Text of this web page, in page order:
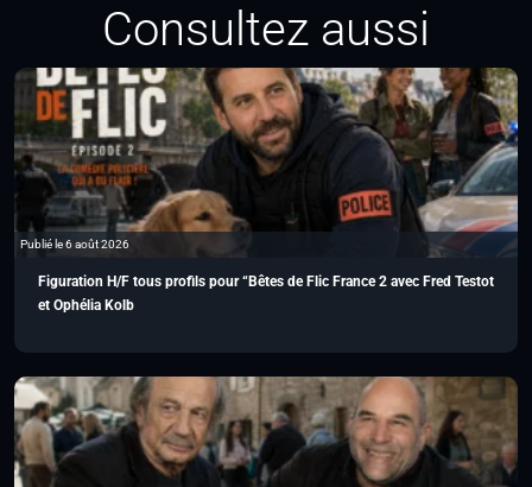
Consultez aussi
Publié le 6 août 2026
Figuration H/F tous profils pour “Bêtes de Flic France 2 avec Fred Testot
et Ophélia Kolb